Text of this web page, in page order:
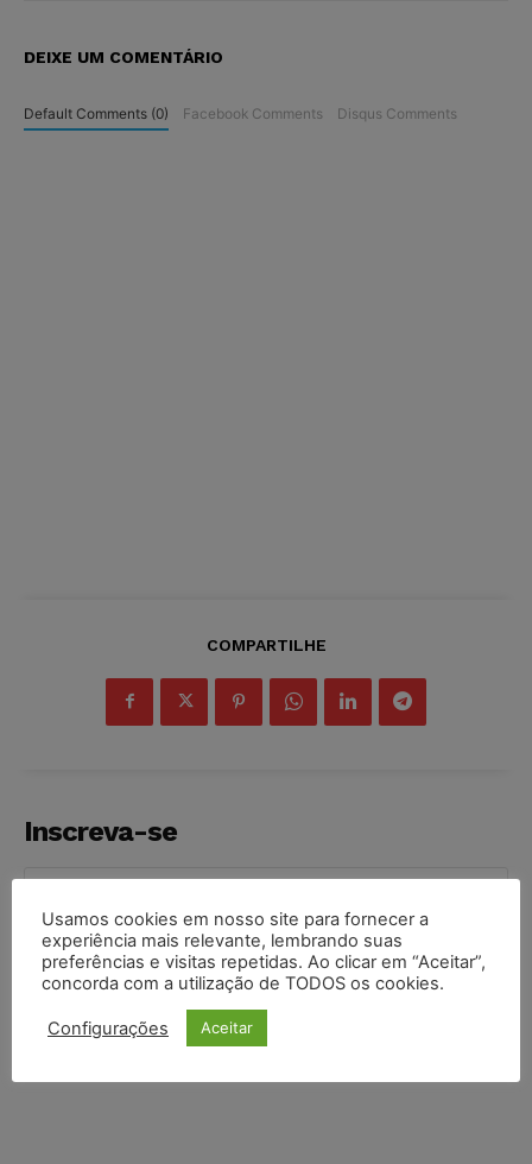
DEIXE UM COMENTÁRIO
Default Comments (0) Facebook Comments Disqus Comments
COMPARTILHE
Inscreva-se
INSCREVER
Li e aceito a Política de Privacidade
Usamos cookies em nosso site para fornecer a
experiência mais relevante, lembrando suas
preferências e visitas repetidas. Ao clicar em “Aceitar”,
concorda com a utilização de TODOS os cookies.
Configurações Aceitar